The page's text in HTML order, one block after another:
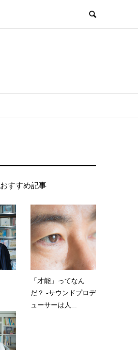
おすすめ記事
「才能」ってなん
だ？ -サウンドプロデ
ューサーは人...